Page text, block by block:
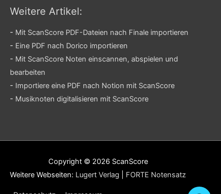
Weitere Artikel:
- Mit ScanScore PDF-Dateien nach Finale importieren
- Eine PDF nach Dorico importieren
- Mit ScanScore Noten einscannen, abspielen und
bearbeiten
- Importiere eine PDF nach Notion mit ScanScore
- Musiknoten digitalisieren mit ScanScore
Copyright © 2026 ScanScore
Weitere Webseiten: Lugert Verlag FORTE Notensatz